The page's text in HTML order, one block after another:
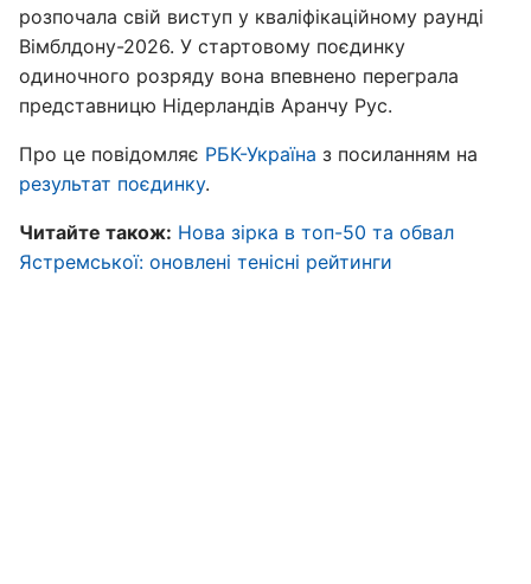
розпочала свій виступ у кваліфікаційному раунді
Вімблдону-2026. У стартовому поєдинку
одиночного розряду вона впевнено переграла
представницю Нідерландів Аранчу Рус.
Про це повідомляє РБК-Україна з посиланням на
результат поєдинку.
Читайте також: Нова зірка в топ-50 та обвал
Ястремської: оновлені тенісні рейтинги